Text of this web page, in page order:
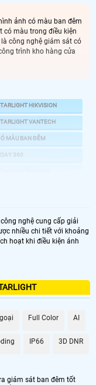
ảnh có màu ban đêm
có màu trong điều kiện
công nghệ giám sát có
trình kho hàng cửa
HIKVISION
VANTECH
MÀU BAN ĐÊM
360
năng giám sát tốt ở
trình làm việc ban đêm
nghệ cung cấp giải
nhiều chi tiết với khoảng
hoạt khi điều kiện ánh
Full Color AI
IP66 3D DNR
giám sát ban đêm tốt